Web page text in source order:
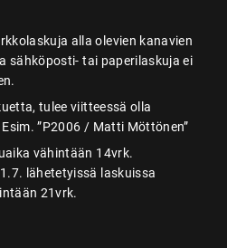
alla olevien kanavien
sähköposti- tai paperilaskuja ei
tulee viitteessä olla
”P2006 / Matti Möttönen”
vähintään 14vrk.
lähetetyissä laskuissa
21vrk.